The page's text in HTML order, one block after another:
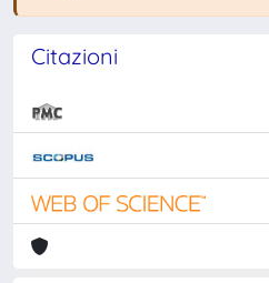
Citazioni